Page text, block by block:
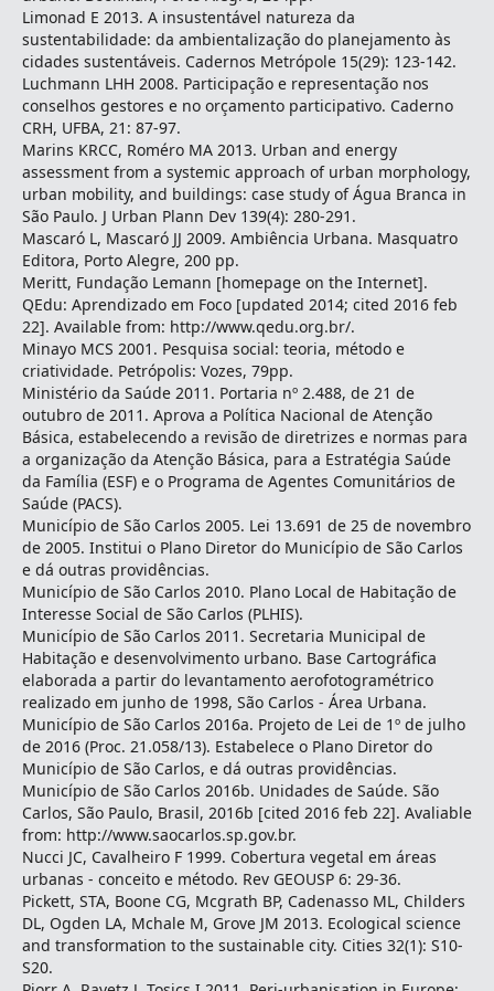
Limonad E 2013. A insustentável natureza da
sustentabilidade: da ambientalização do planejamento às
cidades sustentáveis. Cadernos Metrópole 15(29): 123-142.
Luchmann LHH 2008. Participação e representação nos
conselhos gestores e no orçamento participativo. Caderno
CRH, UFBA, 21: 87-97.
Marins KRCC, Roméro MA 2013. Urban and energy
assessment from a systemic approach of urban morphology,
urban mobility, and buildings: case study of Água Branca in
São Paulo. J Urban Plann Dev 139(4): 280-291.
Mascaró L, Mascaró JJ 2009. Ambiência Urbana. Masquatro
Editora, Porto Alegre, 200 pp.
Meritt, Fundação Lemann [homepage on the Internet].
QEdu: Aprendizado em Foco [updated 2014; cited 2016 feb
22]. Available from: http://www.qedu.org.br/.
Minayo MCS 2001. Pesquisa social: teoria, método e
criatividade. Petrópolis: Vozes, 79pp.
Ministério da Saúde 2011. Portaria nº 2.488, de 21 de
outubro de 2011. Aprova a Política Nacional de Atenção
Básica, estabelecendo a revisão de diretrizes e normas para
a organização da Atenção Básica, para a Estratégia Saúde
da Família (ESF) e o Programa de Agentes Comunitários de
Saúde (PACS).
Município de São Carlos 2005. Lei 13.691 de 25 de novembro
de 2005. Institui o Plano Diretor do Município de São Carlos
e dá outras providências.
Município de São Carlos 2010. Plano Local de Habitação de
Interesse Social de São Carlos (PLHIS).
Município de São Carlos 2011. Secretaria Municipal de
Habitação e desenvolvimento urbano. Base Cartográfica
elaborada a partir do levantamento aerofotogramétrico
realizado em junho de 1998, São Carlos - Área Urbana.
Município de São Carlos 2016a. Projeto de Lei de 1º de julho
de 2016 (Proc. 21.058/13). Estabelece o Plano Diretor do
Município de São Carlos, e dá outras providências.
Município de São Carlos 2016b. Unidades de Saúde. São
Carlos, São Paulo, Brasil, 2016b [cited 2016 feb 22]. Avaliable
from: http://www.saocarlos.sp.gov.br.
Nucci JC, Cavalheiro F 1999. Cobertura vegetal em áreas
urbanas - conceito e método. Rev GEOUSP 6: 29-36.
Pickett, STA, Boone CG, Mcgrath BP, Cadenasso ML, Childers
DL, Ogden LA, Mchale M, Grove JM 2013. Ecological science
and transformation to the sustainable city. Cities 32(1): S10-
S20.